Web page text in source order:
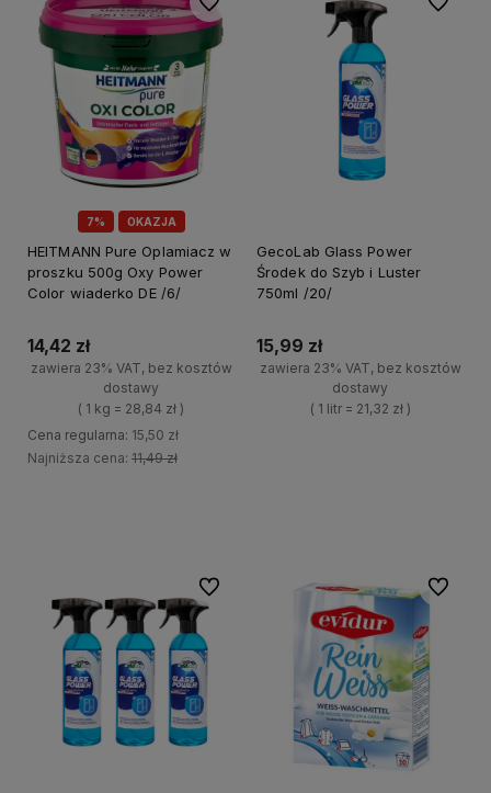
7% OKAZJA
HEITMANN Pure Oplamiacz w
proszku 500g Oxy Power
Color wiaderko DE /6/
14,42 zł
zawiera 23% VAT, bez kosztów
dostawy
( 1 kg = 28,84 zł )
Cena regularna: 15,50 zł
Najniższa cena: 11,49 zł
GecoLab Glass Power
Środek do Szyb i Luster
750ml /20/
15,99 zł
zawiera 23% VAT, bez kosztów
dostawy
( 1 litr = 21,32 zł )
Do ulubionych Do